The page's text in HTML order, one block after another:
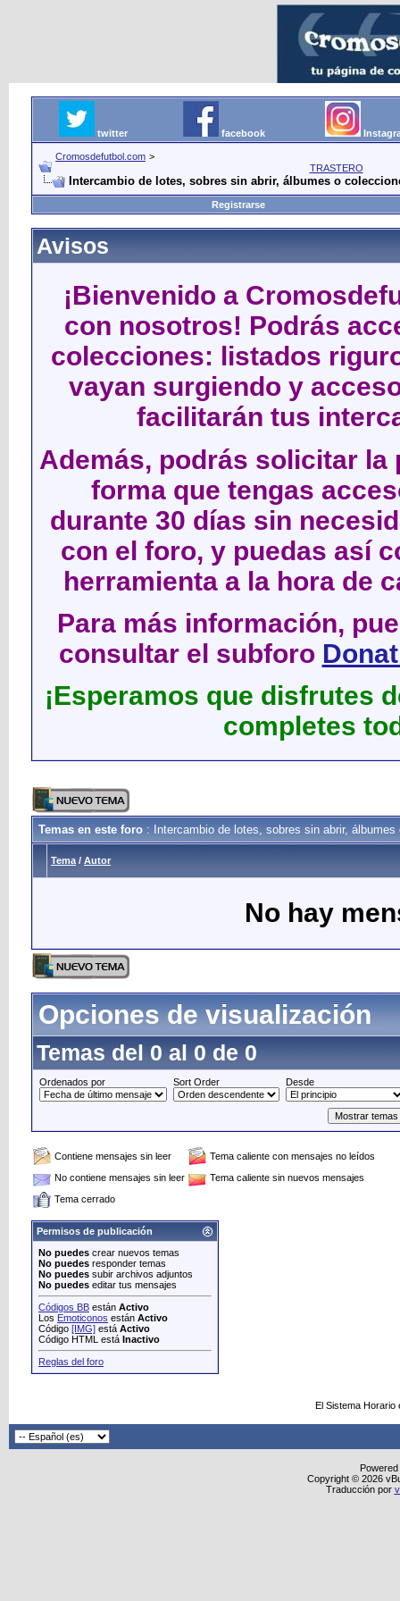
twitter facebook
Cromosdefutbol.com >
TRASTERO
Intercambio de lotes, sobres sin abrir, álbumes o
Registrarse
Avisos
¡Bienvenido a
con nosotros! Podrás
colecciones: listados
vayan surgiendo y
facilitarán tus
Además, podrás solicitar
forma que tengas
durante 30 días sin
con el foro, y puedas así
herramienta a la hora de
Para más información,
consultar el subforo
¡Esperamos que disfrutes
completes
Temas en este foro : Intercambio de lotes, sobres sin abrir,
Tema / Autor
No hay
Opciones de visualización
Temas del 0 al 0 de 0
Ordenados por Sort Order Desde
Contiene mensajes sin leer
Tema caliente con mensajes no leídos
No contiene mensajes sin leer
Tema caliente sin nuevos mensajes
Tema cerrado
Permisos de publicación
No puedes crear nuevos temas
No puedes responder temas
No puedes subir archivos adjuntos
No puedes editar tus mensajes
Códigos BB están Activo
Los Emoticonos están Activo
Código [IMG] está Activo
Código HTML está Inactivo
Reglas del foro
El Sistema
Copyright © 2026
Traducción por